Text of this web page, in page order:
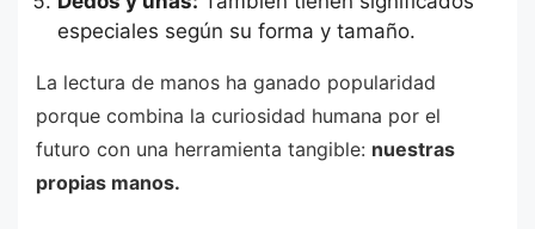
especiales según su forma y tamaño.
La lectura de manos ha ganado popularidad
porque combina la curiosidad humana por el
futuro con una herramienta tangible: nuestras
propias manos.